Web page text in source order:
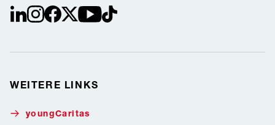
linkedininstagram
facebookTwitter / X
youtube
tiktok
WEITERE LINKS
youngCaritas